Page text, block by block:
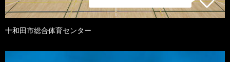
十和田市総合体育センター